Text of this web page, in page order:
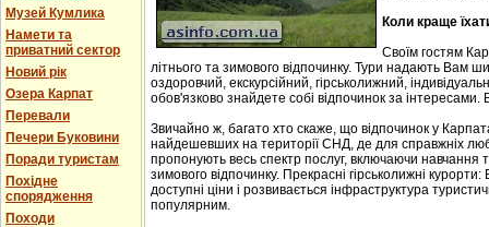
Музей Кумлика
Намети та
приватний сектор
Новий рік
Озера Карпат
Перевали
Печери Буковини
Поради туристам
Похідне
спорядження
Походи
Коли краще
Своїм гостям
літнього та зимового відпочинку. Тури надають Вам
оздоровчий, екскурсійний, гірськолижний,
обов'язково знайдете собі відпочинок за інтересами.
Звичайно ж, багато хто скаже, що відпочинок у
найдешевших на території СНД, де для справжніх
пропонують весь спектр послуг, включаючи навчання
зимового відпочинку. Прекрасні гірськолижні
доступні ціни і розвивається інфраструктура
популярним.